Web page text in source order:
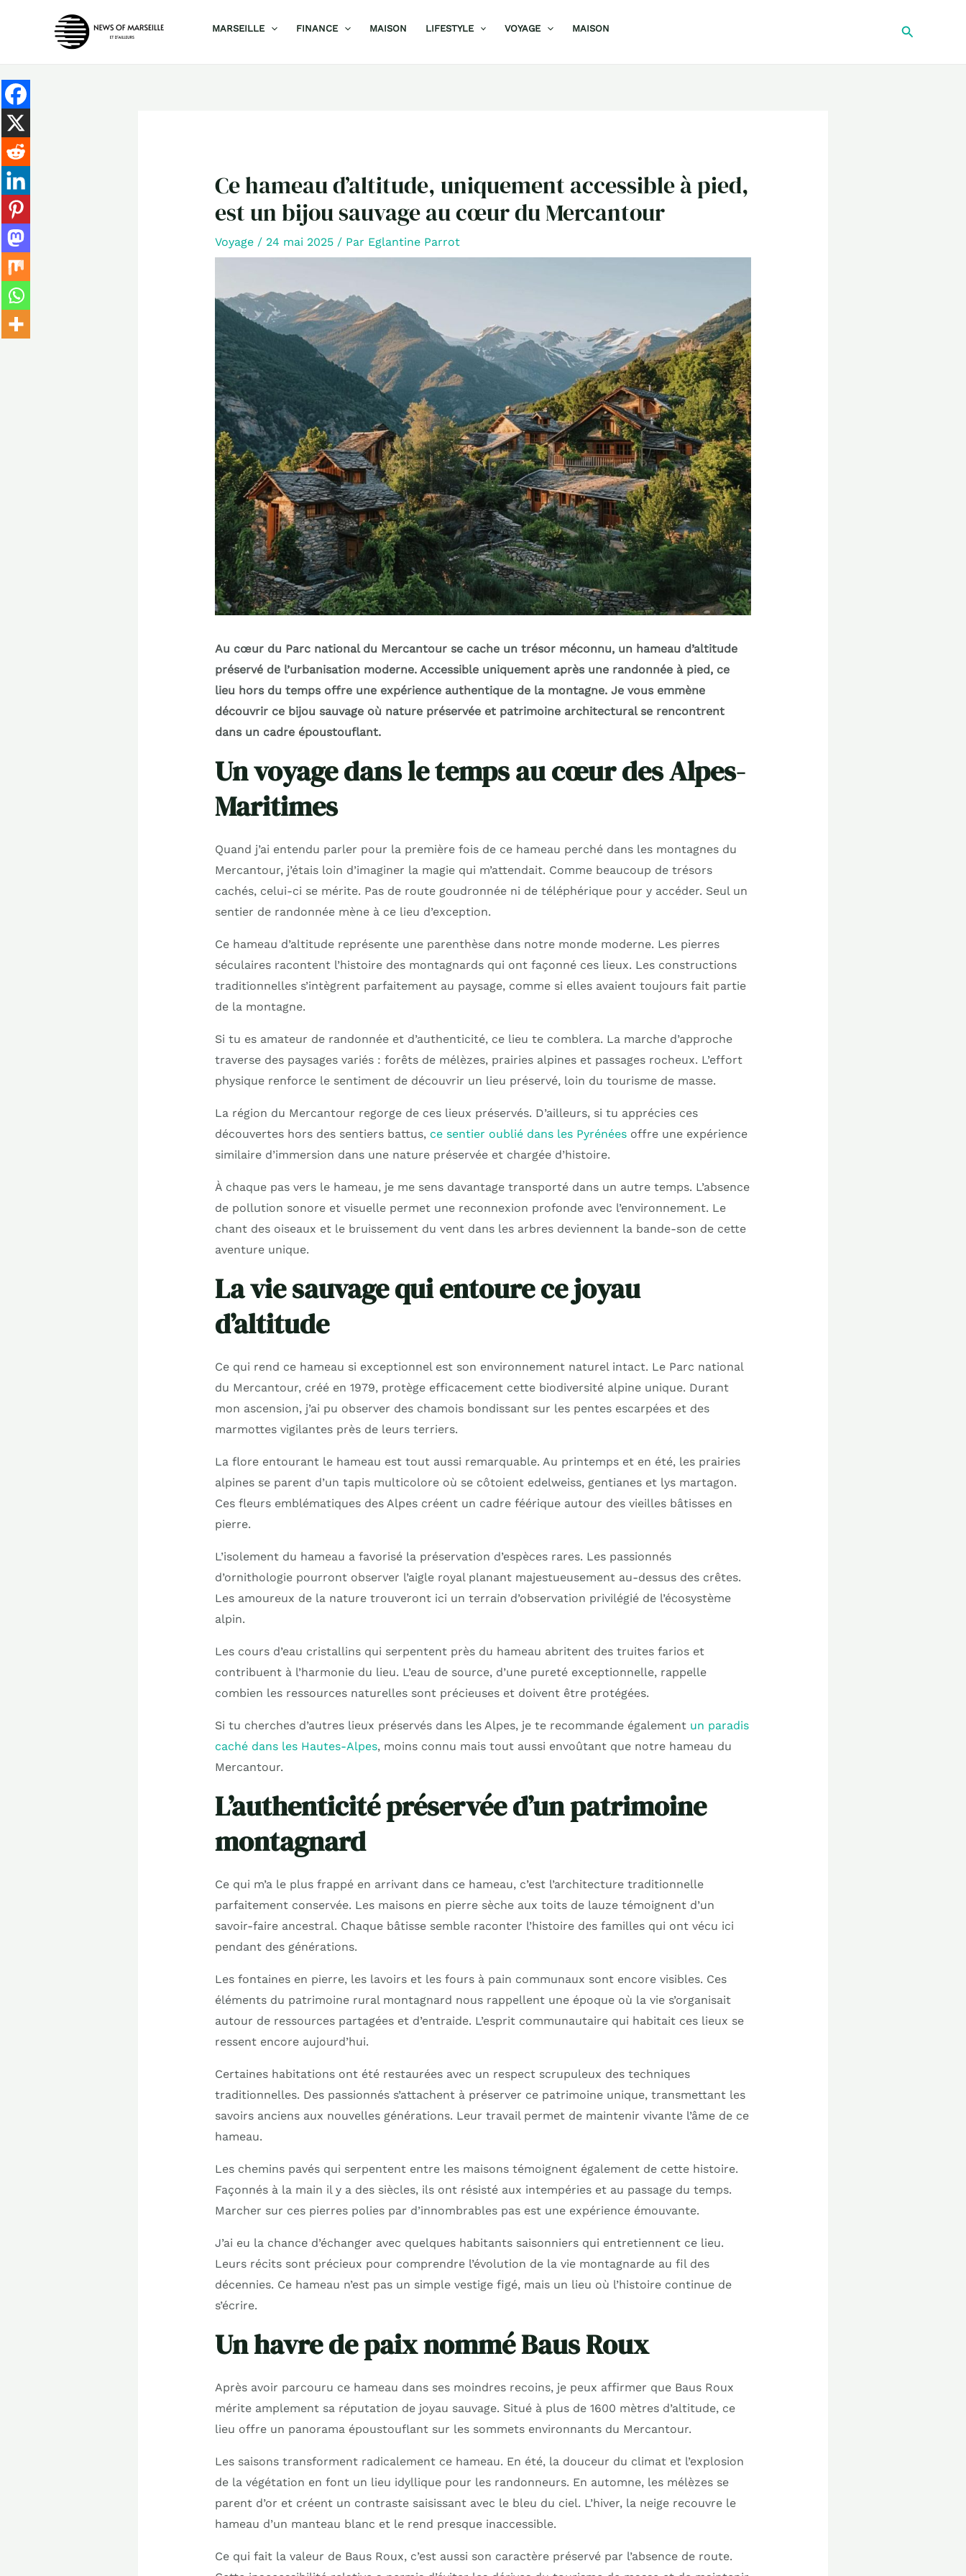
MARSEILLE FINANCE MAISON LIFESTYLE VOYAGE MAISON
Ce hameau d’altitude, uniquement accessible à pied,
est un bijou sauvage au cœur du Mercantour
Voyage/ 24 mai 2025 / Par Eglantine Parrot
Au cœur du Parc national du Mercantour se cache un trésor méconnu, un hameau d’altitude
préservé de l’urbanisation moderne. Accessible uniquement après une randonnée à pied, ce
lieu hors du temps offre une expérience authentique de la montagne. Je vous emmène
découvrir ce bijou sauvage où nature préservée et patrimoine architectural se rencontrent
dans un cadre époustouflant.
Un voyage dans le temps au cœur des Alpes-
Maritimes
Quand j’ai entendu parler pour la première fois de ce hameau perché dans les montagnes du
Mercantour, j’étais loin d’imaginer la magie qui m’attendait. Comme beaucoup de trésors
cachés, celui-ci se mérite. Pas de route goudronnée ni de téléphérique pour y accéder. Seul un
sentier de randonnée mène à ce lieu d’exception.
Ce hameau d’altitude représente une parenthèse dans notre monde moderne. Les pierres
séculaires racontent l’histoire des montagnards qui ont façonné ces lieux. Les constructions
traditionnelles s’intègrent parfaitement au paysage, comme si elles avaient toujours fait partie
de la montagne.
Si tu es amateur de randonnée et d’authenticité, ce lieu te comblera. La marche d’approche
traverse des paysages variés : forêts de mélèzes, prairies alpines et passages rocheux. L’effort
physique renforce le sentiment de découvrir un lieu préservé, loin du tourisme de masse.
La région du Mercantour regorge de ces lieux préservés. D’ailleurs, si tu apprécies ces
découvertes hors des sentiers battus, ce sentier oublié dans les Pyrénéesoffre une expérience
similaire d’immersion dans une nature préservée et chargée d’histoire.
À chaque pas vers le hameau, je me sens davantage transporté dans un autre temps. L’absence
de pollution sonore et visuelle permet une reconnexion profonde avec l’environnement. Le
chant des oiseaux et le bruissement du vent dans les arbres deviennent la bande-son de cette
aventure unique.
La vie sauvage qui entoure ce joyau
d’altitude
Ce qui rend ce hameau si exceptionnel est son environnement naturel intact. Le Parc national
du Mercantour, créé en 1979, protège efficacement cette biodiversité alpine unique. Durant
mon ascension, j’ai pu observer des chamois bondissant sur les pentes escarpées et des
marmottes vigilantes près de leurs terriers.
La flore entourant le hameau est tout aussi remarquable. Au printemps et en été, les prairies
alpines se parent d’un tapis multicolore où se côtoient edelweiss, gentianes et lys martagon.
Ces fleurs emblématiques des Alpes créent un cadre féérique autour des vieilles bâtisses en
pierre.
L’isolement du hameau a favorisé la préservation d’espèces rares. Les passionnés
d’ornithologie pourront observer l’aigle royal planant majestueusement au-dessus des crêtes.
Les amoureux de la nature trouveront ici un terrain d’observation privilégié de l’écosystème
alpin.
Les cours d’eau cristallins qui serpentent près du hameau abritent des truites farios et
contribuent à l’harmonie du lieu. L’eau de source, d’une pureté exceptionnelle, rappelle
combien les ressources naturelles sont précieuses et doivent être protégées.
Si tu cherches d’autres lieux préservés dans les Alpes, je te recommande également un paradis
caché dans les Hautes-Alpes, moins connu mais tout aussi envoûtant que notre hameau du
Mercantour.
L’authenticité préservée d’un patrimoine
montagnard
Ce qui m’a le plus frappé en arrivant dans ce hameau, c’est l’architecture traditionnelle
parfaitement conservée. Les maisons en pierre sèche aux toits de lauze témoignent d’un
savoir-faire ancestral. Chaque bâtisse semble raconter l’histoire des familles qui ont vécu ici
pendant des générations.
Les fontaines en pierre, les lavoirs et les fours à pain communaux sont encore visibles. Ces
éléments du patrimoine rural montagnard nous rappellent une époque où la vie s’organisait
autour de ressources partagées et d’entraide. L’esprit communautaire qui habitait ces lieux se
ressent encore aujourd’hui.
Certaines habitations ont été restaurées avec un respect scrupuleux des techniques
traditionnelles. Des passionnés s’attachent à préserver ce patrimoine unique, transmettant les
savoirs anciens aux nouvelles générations. Leur travail permet de maintenir vivante l’âme de ce
hameau.
Les chemins pavés qui serpentent entre les maisons témoignent également de cette histoire.
Façonnés à la main il y a des siècles, ils ont résisté aux intempéries et au passage du temps.
Marcher sur ces pierres polies par d’innombrables pas est une expérience émouvante.
J’ai eu la chance d’échanger avec quelques habitants saisonniers qui entretiennent ce lieu.
Leurs récits sont précieux pour comprendre l’évolution de la vie montagnarde au fil des
décennies. Ce hameau n’est pas un simple vestige figé, mais un lieu où l’histoire continue de
s’écrire.
Un havre de paix nommé Baus Roux
Après avoir parcouru ce hameau dans ses moindres recoins, je peux affirmer que Baus Roux
mérite amplement sa réputation de joyau sauvage. Situé à plus de 1600 mètres d’altitude, ce
lieu offre un panorama époustouflant sur les sommets environnants du Mercantour.
Les saisons transforment radicalement ce hameau. En été, la douceur du climat et l’explosion
de la végétation en font un lieu idyllique pour les randonneurs. En automne, les mélèzes se
parent d’or et créent un contraste saisissant avec le bleu du ciel. L’hiver, la neige recouvre le
hameau d’un manteau blanc et le rend presque inaccessible.
Ce qui fait la valeur de Baus Roux, c’est aussi son caractère préservé par l’absence de route.